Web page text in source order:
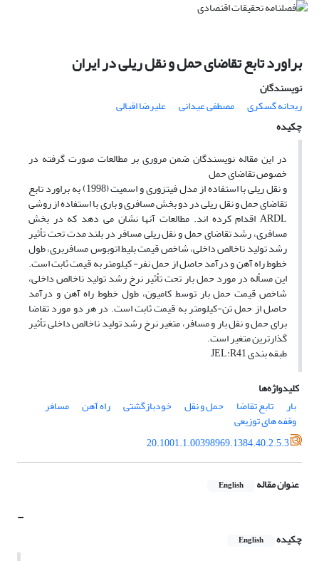
براورد تابع تقاضای حمل و نقل ریلی در ایران
نویسندگان
ریحانه گسکرى
مصطفى عیدانى
علیرضا اقبالی
چکیده
در این مقاله نویسندگان ضمن مروری بر مطالعات صورت گرفته در
خصوص تقاضای حمل
و نقل ریلی با استفاده از مدل فیتزوری و اسمیت (1998) به براورد تابع
تقاضای حمل و نقل ریلی در دو بخش مسافری و باری با استفاده از روشی
ARDL اقدام کرده اند. مطالعات آنها نشان می دهد که در بخش
مسافری، رشد تقاضای حمل و نقل ریلی مسافر در بلند مدت تحت تأثیر
رشد تولید ناخالص داخلی، شاخص قیمت بلیط اتوبوس مسافربری، طول
خطوط راه آهن و درآمد حاصل از حمل نفر- کیلومتر به قیمت ثابت است.
این مسأله در مورد حمل بار تحت تأثیر نرخ رشد تولید ناخالص داخلی،
شاخص قیمت حمل بار توسط کامیون، طول خطوط راه آهن و درآمد
حاصل از حمل تن-کیلومتر به قیمت ثابت است. در هر دو مورد تقاضا
برای حمل و نقل بار و مسافر، متغیر نرخ رشد تولید ناخالص داخلی تأثیر
گذارترین متغیر است.
طبقه بندی JEL:R41
کلیدواژه‌ها
بار
تابع تقاضا حمل و نقل خودبازگشتی راه آهن مسافر
وقفه های توزیعی
20.1001.1.00398969.1384.40.2.5.3
عنوان مقاله English
-
چکیده English